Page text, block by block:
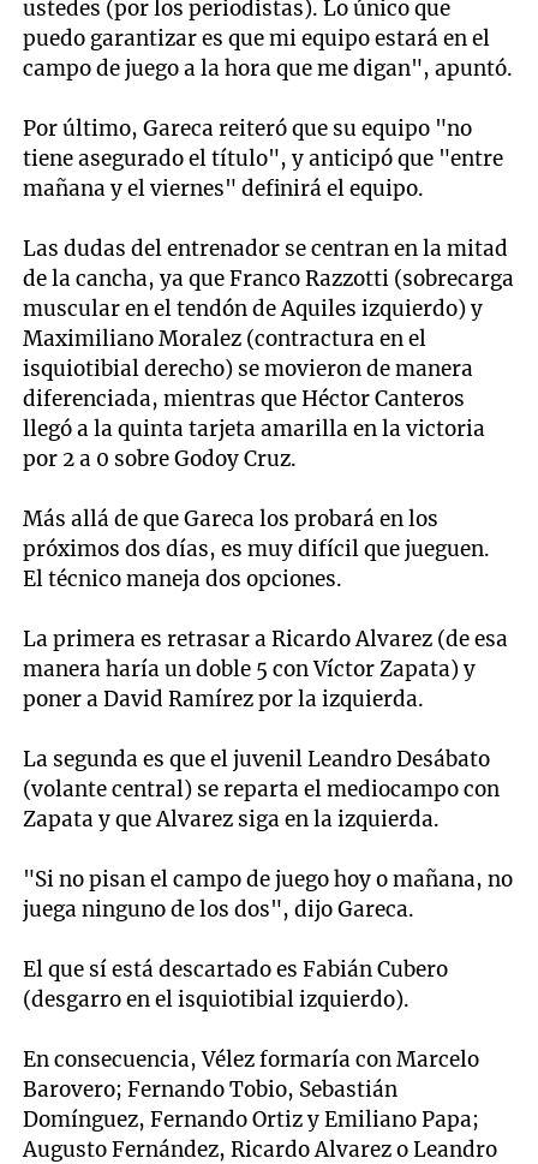
ustedes (por los periodistas). Lo único que
puedo garantizar es que mi equipo estará en el
campo de juego a la hora que me digan", apuntó.
Por último, Gareca reiteró que su equipo "no
tiene asegurado el título", y anticipó que "entre
mañana y el viernes" definirá el equipo.
Las dudas del entrenador se centran en la mitad
de la cancha, ya que Franco Razzotti (sobrecarga
muscular en el tendón de Aquiles izquierdo) y
Maximiliano Moralez (contractura en el
isquiotibial derecho) se movieron de manera
diferenciada, mientras que Héctor Canteros
llegó a la quinta tarjeta amarilla en la victoria
por 2 a 0 sobre Godoy Cruz.
Más allá de que Gareca los probará en los
próximos dos días, es muy difícil que jueguen.
El técnico maneja dos opciones.
La primera es retrasar a Ricardo Alvarez (de esa
manera haría un doble 5 con Víctor Zapata) y
poner a David Ramírez por la izquierda.
La segunda es que el juvenil Leandro Desábato
(volante central) se reparta el mediocampo con
Zapata y que Alvarez siga en la izquierda.
"Si no pisan el campo de juego hoy o mañana, no
juega ninguno de los dos", dijo Gareca.
El que sí está descartado es Fabián Cubero
(desgarro en el isquiotibial izquierdo).
En consecuencia, Vélez formaría con Marcelo
Barovero; Fernando Tobio, Sebastián
Domínguez, Fernando Ortiz y Emiliano Papa;
Augusto Fernández, Ricardo Alvarez o Leandro